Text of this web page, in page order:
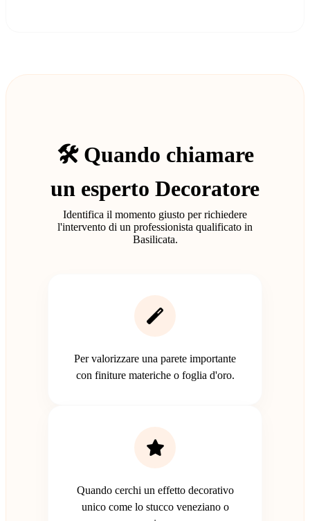
🛠️ Quando chiamare
un esperto Decoratore
Identifica il momento giusto per richiedere
l'intervento di un professionista qualificato in
Basilicata.
Per valorizzare una parete importante
con finiture materiche o foglia d'oro.
Quando cerchi un effetto decorativo
unico come lo stucco veneziano o